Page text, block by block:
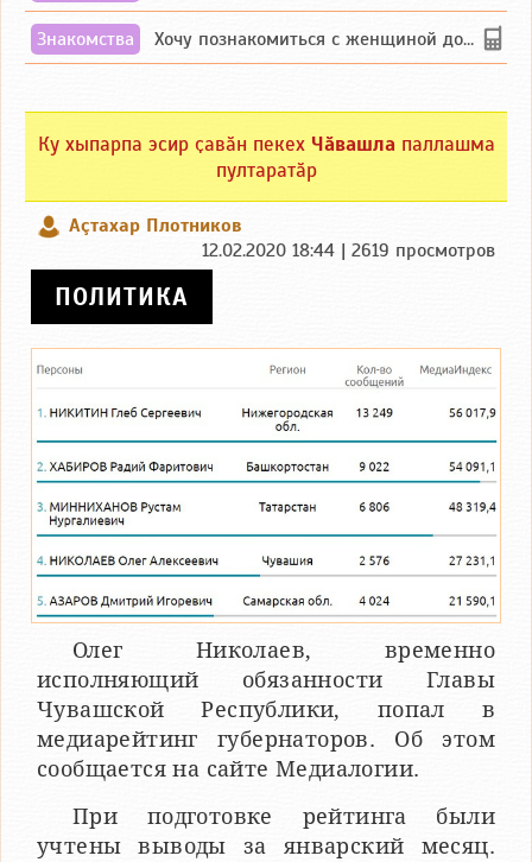
Знакомства Хочу познакомиться с женщиной до 55 лет чувашской или русской национальности дл...
Ку хыпарпа эсир ҫавӑн пекех Чӑвашла паллашма
пултаратӑр
Аçтахар Плотников
12.02.2020 18:44 | 2619 просмотров
ПОЛИТИКА
Олег Николаев, временно
исполняющий обязанности Главы
Чувашской Республики, попал в
медиарейтинг губернаторов. Об этом
сообщается на сайте Медиалогии.
При подготовке рейтинга были
учтены выводы за январский месяц.